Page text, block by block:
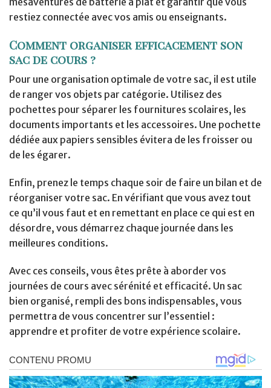
restiez connectée avec vos amis ou enseignants.
Comment organiser efficacement son
sac de cours ?
Pour une organisation optimale de votre sac, il est utile
de ranger vos objets par catégorie. Utilisez des
pochettes pour séparer les fournitures scolaires, les
documents importants et les accessoires. Une pochette
dédiée aux papiers sensibles évitera de les froisser ou
de les égarer.
Enfin, prenez le temps chaque soir de faire un bilan et de
réorganiser votre sac. En vérifiant que vous avez tout
ce qu’il vous faut et en remettant en place ce qui est en
désordre, vous démarrez chaque journée dans les
meilleures conditions.
Avec ces conseils, vous êtes prête à aborder vos
journées de cours avec sérénité et efficacité. Un sac
bien organisé, rempli des bons indispensables, vous
permettra de vous concentrer sur l’essentiel :
apprendre et profiter de votre expérience scolaire.